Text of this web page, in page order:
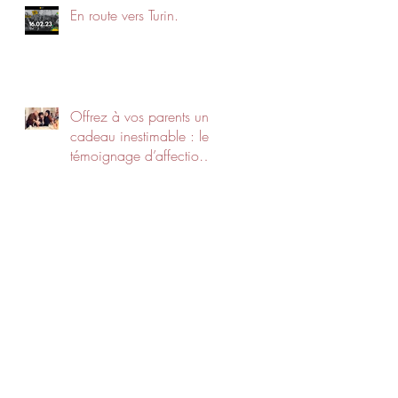
En route vers Turin.
Offrez à vos parents un
cadeau inestimable : le
témoignage d’affection